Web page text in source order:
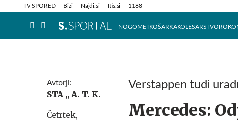
TV SPORED Bizi Najdi.si Itis.si 1188
NOGOMETKOŠARKAKOLESARSTVO
Info in obvestila Tehnik
Avtorji:
STA ,, A. T. K.
Četrtek,
Verstappen tudi
Mercedes: